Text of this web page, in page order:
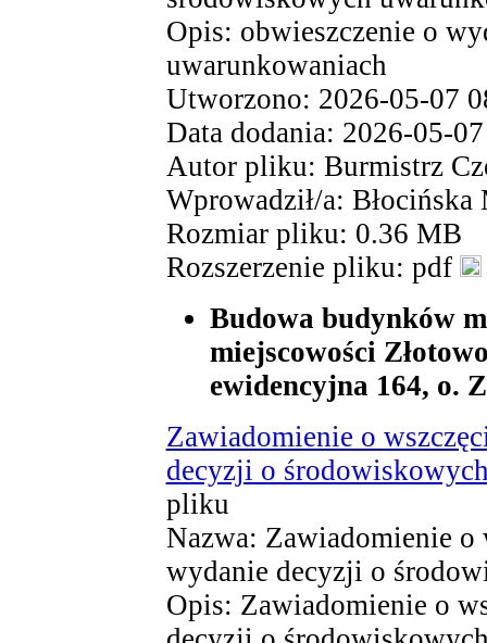
Opis: obwieszczenie o
uwarunkowaniach
Utworzono: 2026-05-07
Data dodania: 2026-05-
Autor pliku: Burmistrz
Wprowadził/a: Błocińska
Rozmiar pliku: 0.36 MB
Rozszerzenie pliku: pdf
Budowa budynków
miejscowości
ewidencyjna 164, o.
Zawiadomienie o
decyzji o
pliku
Nazwa: Zawiadomienie o
wydanie decyzji o
Opis: Zawiadomienie o